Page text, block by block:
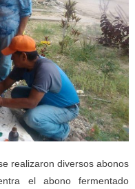
realizaron diversos abonos
el abono fermentado